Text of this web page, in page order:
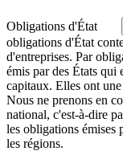
Obligations d'État
obligations d'État
d'entreprises. Par
émis par des États qui
capitaux. Elles ont
Nous ne prenons en
national, c'est-à-dire
les obligations émises
les régions.